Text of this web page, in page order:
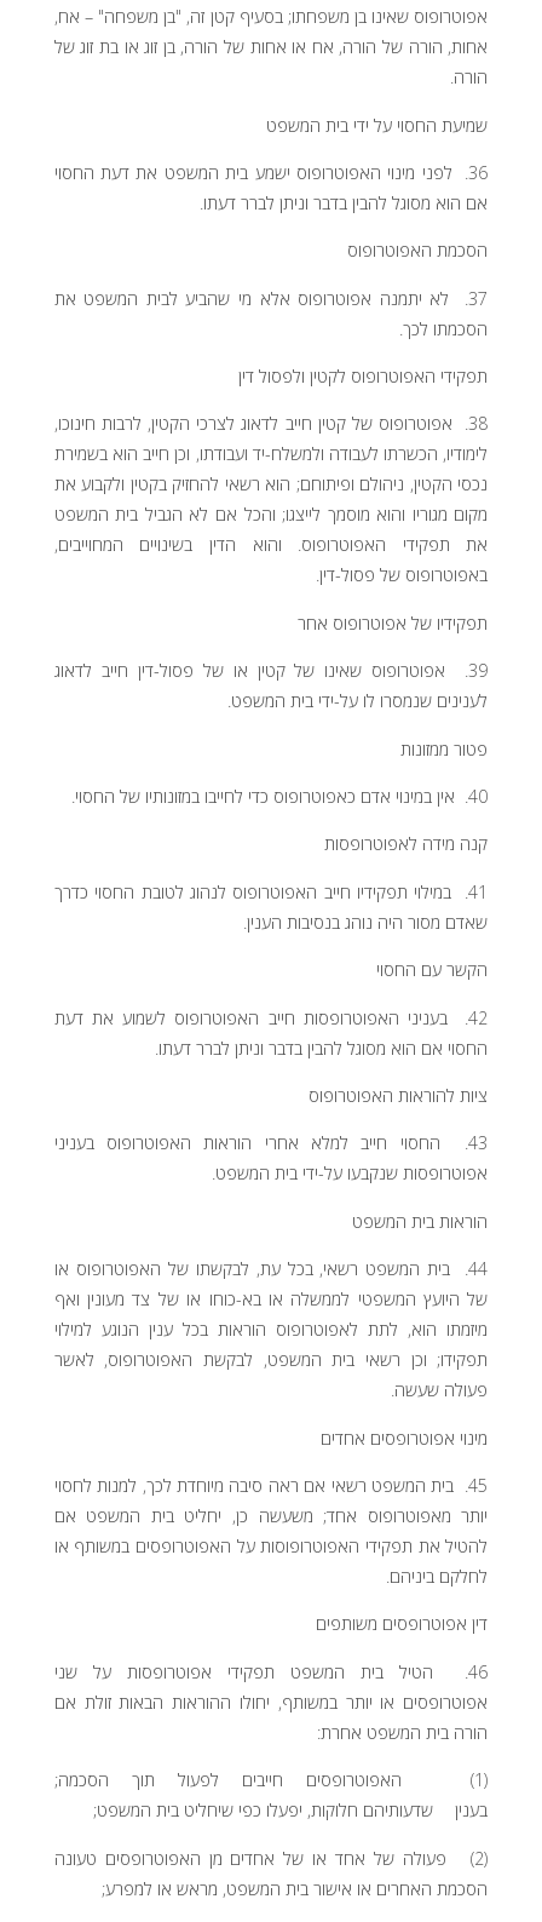
אפוטרופוס שאינו בן משפחתו; בסעיף קטן זה, "בן משפחה" – אח,
אחות, הורה של הורה, אח או אחות של הורה, בן זוג או בת זוג של
הורה.
שמיעת החסוי על ידי בית המשפט
36. לפני מינוי האפוטרופוס ישמע בית המשפט את דעת החסוי
אם הוא מסוגל להבין בדבר וניתן לברר דעתו.
הסכמת האפוטרופוס
37. לא יתמנה אפוטרופוס אלא מי שהביע לבית המשפט את
הסכמתו לכך.
תפקידי האפוטרופוס לקטין ולפסול דין
38. אפוטרופוס של קטין חייב לדאוג לצרכי הקטין, לרבות חינוכו,
לימודיו, הכשרתו לעבודה ולמשלח-יד ועבודתו, וכן חייב הוא בשמירת
נכסי הקטין, ניהולם ופיתוחם; הוא רשאי להחזיק בקטין ולקבוע את
מקום מגוריו והוא מוסמך לייצגו; והכל אם לא הגביל בית המשפט
את תפקידי האפוטרופוס. והוא הדין בשינויים המחוייבים,
באפוטרופוס של פסול-דין.
תפקידיו של אפוטרופוס אחר
39. אפוטרופוס שאינו של קטין או של פסול-דין חייב לדאוג
לענינים שנמסרו לו על-ידי בית המשפט.
פטור ממזונות
40. אין במינוי אדם כאפוטרופוס כדי לחייבו במזונותיו של החסוי.
קנה מידה לאפוטרופסות
41. במילוי תפקידיו חייב האפוטרופוס לנהוג לטובת החסוי כדרך
שאדם מסור היה נוהג בנסיבות הענין.
הקשר עם החסוי
42. בעניני האפוטרופסות חייב האפוטרופוס לשמוע את דעת
החסוי אם הוא מסוגל להבין בדבר וניתן לברר דעתו.
ציות להוראות האפוטרופוס
43. החסוי חייב למלא אחרי הוראות האפוטרופוס בעניני
אפוטרופסות שנקבעו על-ידי בית המשפט.
הוראות בית המשפט
44. בית המשפט רשאי, בכל עת, לבקשתו של האפוטרופוס או
של היועץ המשפטי לממשלה או בא-כוחו או של צד מעונין ואף
מיזמתו הוא, לתת לאפוטרופוס הוראות בכל ענין הנוגע למילוי
תפקידו; וכן רשאי בית המשפט, לבקשת האפוטרופוס, לאשר
פעולה שעשה.
מינוי אפוטרופסים אחדים
45. בית המשפט רשאי אם ראה סיבה מיוחדת לכך, למנות לחסוי
יותר מאפוטרופוס אחד; משעשה כן, יחליט בית המשפט אם
להטיל את תפקידי האפוטרופוסות על האפוטרופסים במשותף או
לחלקם ביניהם.
דין אפוטרופסים משותפים
46. הטיל בית המשפט תפקידי אפוטרופסות על שני
אפוטרופסים או יותר במשותף, יחולו ההוראות הבאות זולת אם
הורה בית המשפט אחרת:
(1) האפוטרופסים חייבים לפעול תוך הסכמה;
בענין שדעותיהם חלוקות, יפעלו כפי שיחליט בית המשפט;
(2) פעולה של אחד או של אחדים מן האפוטרופסים טעונה
הסכמת האחרים או אישור בית המשפט, מראש או למפרע;